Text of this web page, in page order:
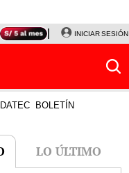
NALDY SALDAÑA LA BELLA LUZ
INICIAR SESIÓN
DATEC BOLETÍN
LO ÚLTIMO